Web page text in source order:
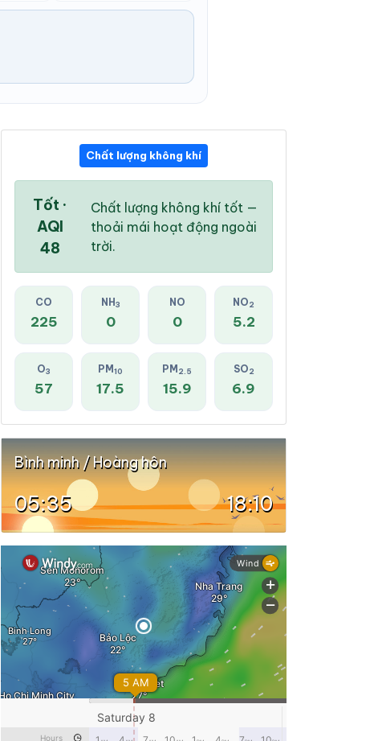
07:00 AM
22 °
Mây đen u ám
08:00 AM
0 %
Mây đen u ám
Chất lượng không khí
Tốt ·
AQI
48
Chất lượng không khí tốt —
thoải mái hoạt động ngoài
trời.
CO
225
NH 3
0
NO
0
NO2
5.2
O3
57
PM 10
17.5
PM 2.5
15.9
SO2
6.9
Bình minh / Hoàng hôn
05:35 18:10